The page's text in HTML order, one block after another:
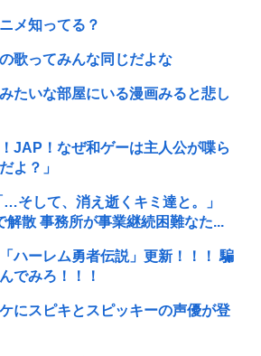
メ知ってる？
歌ってみんな同じだよな
たいな部屋にいる漫画みると悲し
JAP！なぜ和ゲーは主人公が喋ら
よ？」
そして、消え逝くキミ達と。」
解散 事務所が事業継続困難なた...
ハーレム勇者伝説」更新！！！ 騙
でみろ！！！
にスピキとスピッキーの声優が登